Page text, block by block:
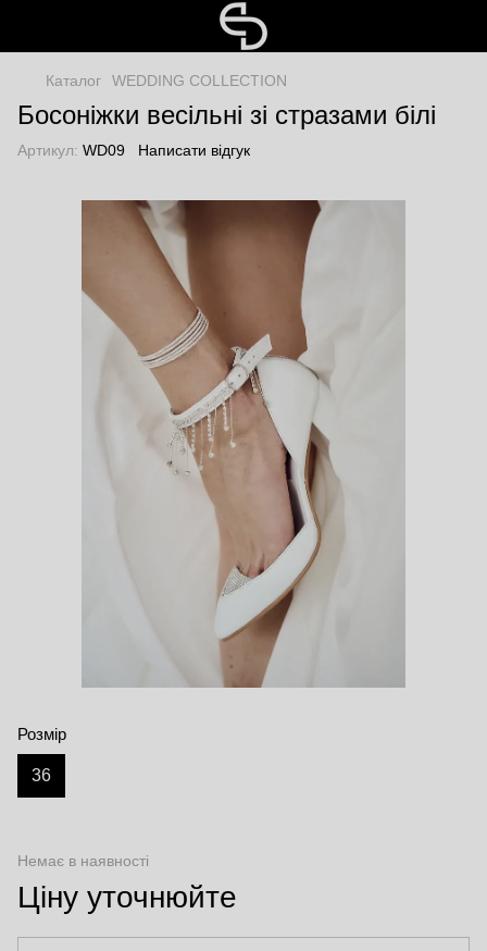
Каталог WEDDING COLLECTION
Босоніжки весільні зі стразами білі
Артикул: WD09 Написати відгук
Розмір
36
Немає в наявності
Ціну уточнюйте